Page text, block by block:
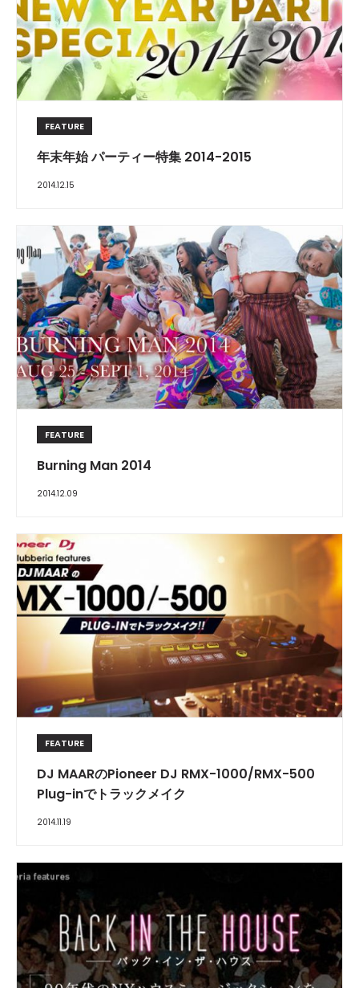
FEATURE
年末年始 パーティー特集 2014-2015
2014.12.15
FEATURE
Burning Man 2014
2014.12.09
FEATURE
DJ MAARのPioneer DJ RMX-1000/RMX-500
Plug-inでトラックメイク
2014.11.19